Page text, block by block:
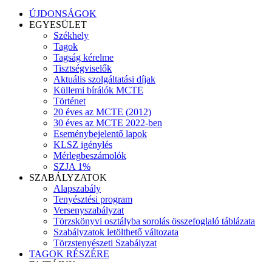
ÚJDONSÁGOK
EGYESÜLET
Székhely
Tagok
Tagság kérelme
Tisztségviselők
Aktuális szolgáltatási díjak
Küllemi bírálók MCTE
Történet
20 éves az MCTE (2012)
30 éves az MCTE 2022-ben
Eseménybejelentő lapok
KLSZ igénylés
Mérlegbeszámolók
SZJA 1%
SZABÁLYZATOK
Alapszabály
Tenyésztési program
Versenyszabályzat
Törzskönyvi osztályba sorolás összefoglaló táblázata
Szabályzatok letölthető változata
Törzstenyészeti Szabályzat
TAGOK RÉSZÉRE